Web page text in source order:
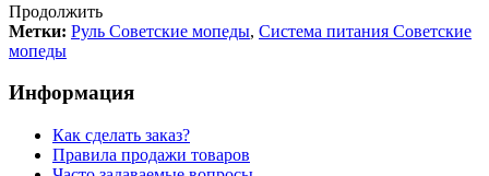
Продолжить
Метки: Руль Советские мопеды, Система питания Советские
мопеды
Информация
Как сделать заказ?
Правила продажи товаров